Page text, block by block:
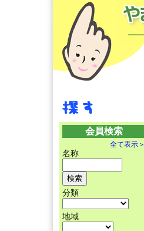
会員検索
全て表示＞
名称
分類
地域